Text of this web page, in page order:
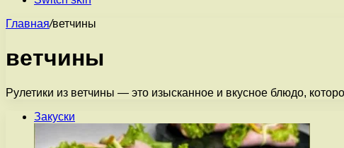
Главная/ветчины
ветчины
Рулетики из ветчины — это изысканное и вкусное блюдо,
Закуски